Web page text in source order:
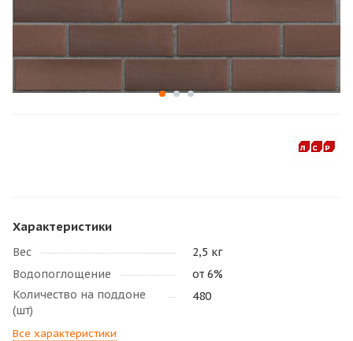
Характеристики
Вес
2,5 кг
Водопоглощение
от 6%
Количество на поддоне
(шт)
480
Все характеристики